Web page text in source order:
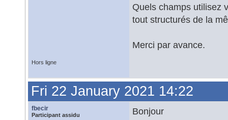
Quels champs utilisez
tout structurés de la
Merci par avance.
Hors ligne
Fri 22 January 2021 14:22
fbecir
Participant assidu
Bonjour